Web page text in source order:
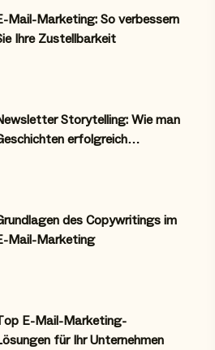
Mail-Marketing: So verbessern
Ihre Zustellbarkeit
Storytelling: Wie man
erfolgreich…
des Copywritings im
Mail-Marketing
E-Mail-Marketing-
für Ihr Unternehmen